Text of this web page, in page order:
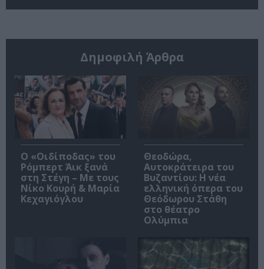
Δημοφιλή Άρθρα
O «Οιδίποδας» του
Ρόμπερτ Άικ ξανά
στη Στέγη – Με τους
Νίκο Κουρή & Μαρία
Κεχαγιόγλου
Θεοδώρα,
Αυτοκράτειρα του
Βυζαντίου: Η νέα
ελληνική όπερα του
Θεόδωρου Στάθη
στο θέατρο
Ολύμπια